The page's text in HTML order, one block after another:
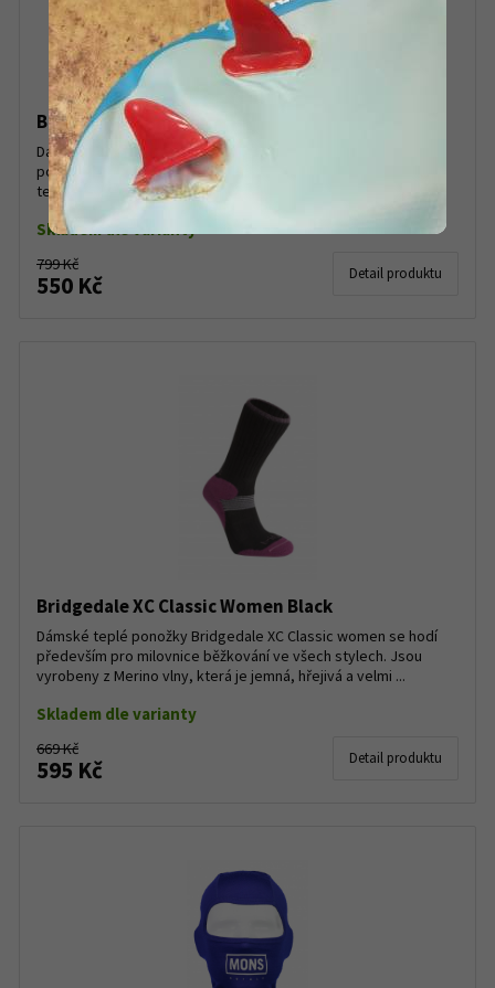
Bridgedale Mountain Women
Dámské extra teplé Bridgedale Mountain Women celofroté
podkolenky pro lyžování a snowboarding. Nestahující, velmi
teplé podkolenky z celofroté příze. Vhodné pro lyžaře za...
Skladem dle varianty
799 Kč
550 Kč Detail produktu
Bridgedale XC Classic Women Black
Dámské teplé ponožky Bridgedale XC Classic women se hodí
především pro milovnice běžkování ve všech stylech. Jsou
vyrobeny z Merino vlny, která je jemná, hřejivá a velmi ...
Skladem dle varianty
669 Kč
595 Kč Detail produktu